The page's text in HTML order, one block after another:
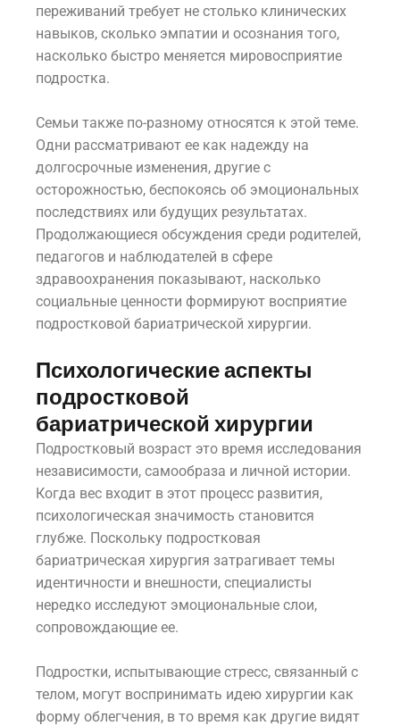
переживаний требует не столько клинических
навыков, сколько эмпатии и осознания того,
насколько быстро меняется мировосприятие
подростка.
Семьи также по-разному относятся к этой теме.
Одни рассматривают ее как надежду на
долгосрочные изменения, другие с
осторожностью, беспокоясь об эмоциональных
последствиях или будущих результатах.
Продолжающиеся обсуждения среди родителей,
педагогов и наблюдателей в сфере
здравоохранения показывают, насколько
социальные ценности формируют восприятие
подростковой бариатрической хирургии.
Психологические аспекты
подростковой
бариатрической хирургии
Подростковый возраст это время исследования
независимости, самообраза и личной истории.
Когда вес входит в этот процесс развития,
психологическая значимость становится
глубже. Поскольку подростковая
бариатрическая хирургия затрагивает темы
идентичности и внешности, специалисты
нередко исследуют эмоциональные слои,
сопровождающие ее.
Подростки, испытывающие стресс, связанный с
телом, могут воспринимать идею хирургии как
форму облегчения, в то время как другие видят